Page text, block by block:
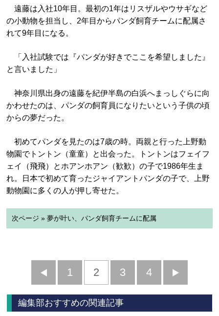
遠藤は入社10年目。最初の1年はリスザルやウサギなど
の小動物を担当し、2年目からパンダ飼育チームに配属さ
れて9年目になる。
「入社試験では『パンダが好きでここを希望しました』
と言いました」
神奈川県出身の遠藤を紀伊半島の白浜へまっしぐらに向
かわせたのは、パンダの飼育員になりたいという子供の頃
からの夢だった。
初めてパンダを見たのは7歳の時。両親と行った上野動
物園でトントン（童童）と出会った。トントンはフェイフ
ェイ（飛飛）とホアンホアン（歓歓）の子で1986年生ま
れ。日本で初めて育ったジャイアントパンダの子で、上野
動物園に多くの人が押し寄せた。
次ページ » 夢が叶い、パンダ飼育チームに配属
前
へ
1 2 3 4
へ
編集部おすすめの関連記事